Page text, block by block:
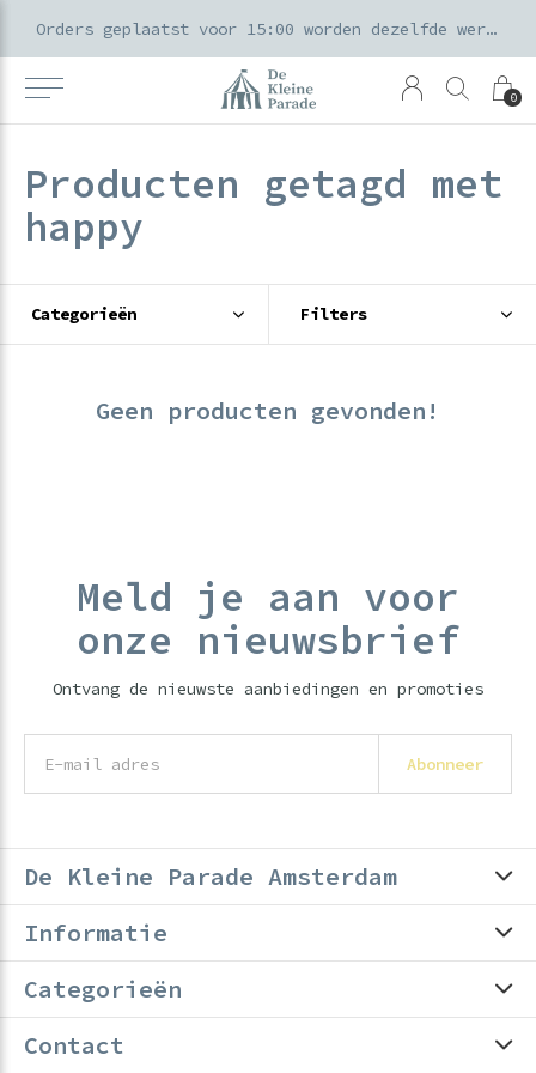
0
Orders geplaatst voor 15:00 worden dezelfde werkdag verzonden
Producten getagd met
happy
Categorieën Filters
Geen producten gevonden!
Meld je aan voor
onze nieuwsbrief
Ontvang de nieuwste aanbiedingen en promoties
Abonneer
De Kleine Parade Amsterdam
Informatie
Categorieën
Contact